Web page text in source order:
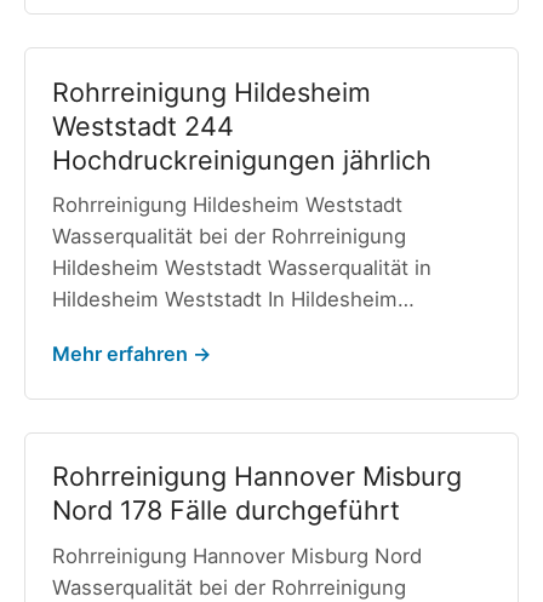
Rohrreinigung Hildesheim
Weststadt 244
Hochdruckreinigungen jährlich
Rohrreinigung Hildesheim Weststadt
Wasserqualität bei der Rohrreinigung
Hildesheim Weststadt Wasserqualität in
Hildesheim Weststadt In Hildesheim…
Mehr erfahren →
Rohrreinigung Hannover Misburg
Nord 178 Fälle durchgeführt
Rohrreinigung Hannover Misburg Nord
Wasserqualität bei der Rohrreinigung